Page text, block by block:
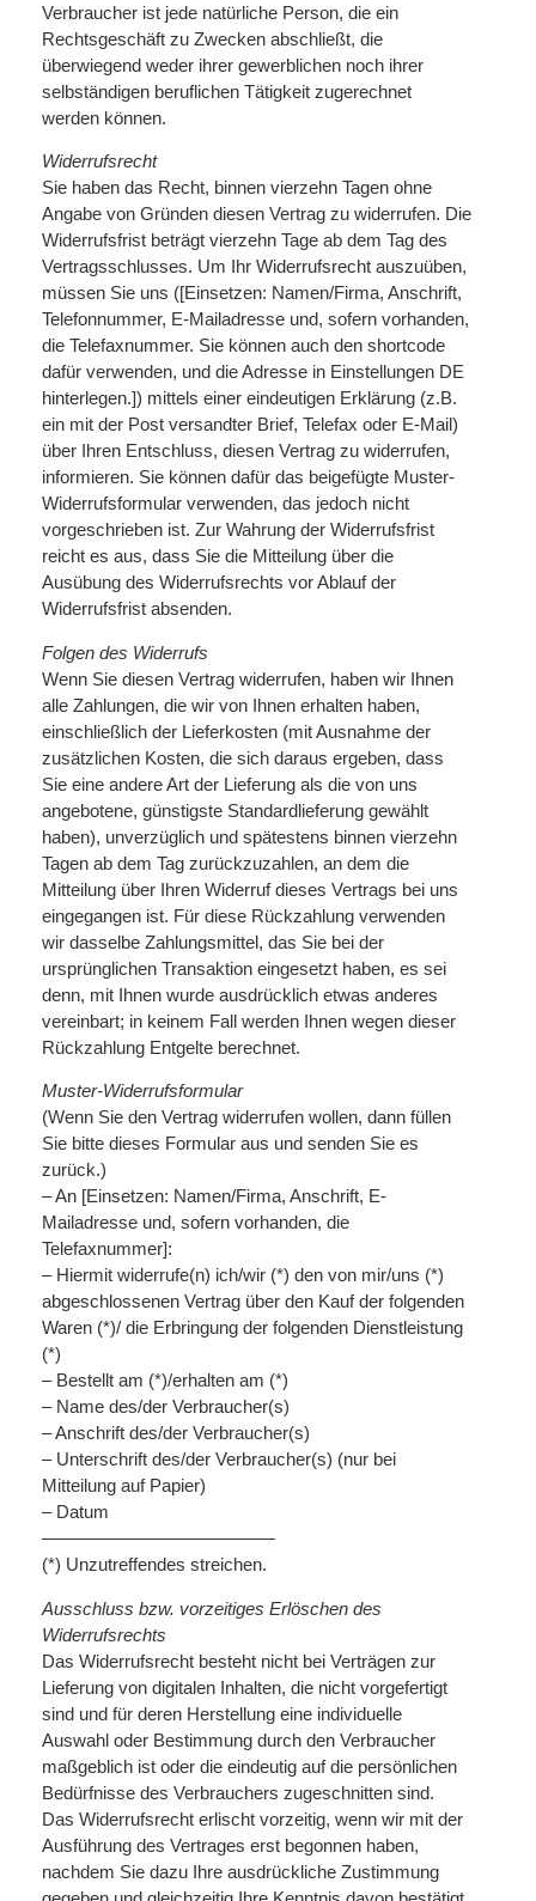
Verbraucher ist jede natürliche Person, die ein
Rechtsgeschäft zu Zwecken abschließt, die
überwiegend weder ihrer gewerblichen noch ihrer
selbständigen beruflichen Tätigkeit zugerechnet
werden können.
Widerrufsrecht
Sie haben das Recht, binnen vierzehn Tagen ohne
Angabe von Gründen diesen Vertrag zu widerrufen. Die
Widerrufsfrist beträgt vierzehn Tage ab dem Tag des
Vertragsschlusses. Um Ihr Widerrufsrecht auszuüben,
müssen Sie uns ([Einsetzen: Namen/Firma, Anschrift,
Telefonnummer, E-Mailadresse und, sofern vorhanden,
die Telefaxnummer. Sie können auch den shortcode
dafür verwenden, und die Adresse in Einstellungen DE
hinterlegen.]) mittels einer eindeutigen Erklärung (z.B.
ein mit der Post versandter Brief, Telefax oder E-Mail)
über Ihren Entschluss, diesen Vertrag zu widerrufen,
informieren. Sie können dafür das beigefügte Muster-
Widerrufsformular verwenden, das jedoch nicht
vorgeschrieben ist. Zur Wahrung der Widerrufsfrist
reicht es aus, dass Sie die Mitteilung über die
Ausübung des Widerrufsrechts vor Ablauf der
Widerrufsfrist absenden.
Folgen des Widerrufs
Wenn Sie diesen Vertrag widerrufen, haben wir Ihnen
alle Zahlungen, die wir von Ihnen erhalten haben,
einschließlich der Lieferkosten (mit Ausnahme der
zusätzlichen Kosten, die sich daraus ergeben, dass
Sie eine andere Art der Lieferung als die von uns
angebotene, günstigste Standardlieferung gewählt
haben), unverzüglich und spätestens binnen vierzehn
Tagen ab dem Tag zurückzuzahlen, an dem die
Mitteilung über Ihren Widerruf dieses Vertrags bei uns
eingegangen ist. Für diese Rückzahlung verwenden
wir dasselbe Zahlungsmittel, das Sie bei der
ursprünglichen Transaktion eingesetzt haben, es sei
denn, mit Ihnen wurde ausdrücklich etwas anderes
vereinbart; in keinem Fall werden Ihnen wegen dieser
Rückzahlung Entgelte berechnet.
Muster-Widerrufsformular
(Wenn Sie den Vertrag widerrufen wollen, dann füllen
Sie bitte dieses Formular aus und senden Sie es
zurück.)
– An [Einsetzen: Namen/Firma, Anschrift, E-
Mailadresse und, sofern vorhanden, die
Telefaxnummer]:
– Hiermit widerrufe(n) ich/wir (*) den von mir/uns (*)
abgeschlossenen Vertrag über den Kauf der folgenden
Waren (*)/ die Erbringung der folgenden Dienstleistung
(*)
– Bestellt am (*)/erhalten am (*)
– Name des/der Verbraucher(s)
– Anschrift des/der Verbraucher(s)
– Unterschrift des/der Verbraucher(s) (nur bei
Mitteilung auf Papier)
– Datum
—————————————
(*) Unzutreffendes streichen.
Ausschluss bzw. vorzeitiges Erlöschen des
Widerrufsrechts
Das Widerrufsrecht besteht nicht bei Verträgen zur
Lieferung von digitalen Inhalten, die nicht vorgefertigt
sind und für deren Herstellung eine individuelle
Auswahl oder Bestimmung durch den Verbraucher
maßgeblich ist oder die eindeutig auf die persönlichen
Bedürfnisse des Verbrauchers zugeschnitten sind.
Das Widerrufsrecht erlischt vorzeitig, wenn wir mit der
Ausführung des Vertrages erst begonnen haben,
nachdem Sie dazu Ihre ausdrückliche Zustimmung